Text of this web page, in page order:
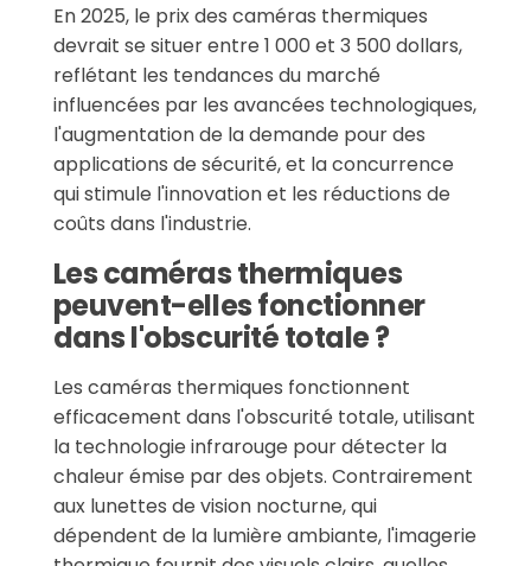
En 2025, le prix des caméras thermiques
devrait se situer entre 1 000 et 3 500 dollars,
reflétant les tendances du marché
influencées par les avancées technologiques,
l'augmentation de la demande pour des
applications de sécurité, et la concurrence
qui stimule l'innovation et les réductions de
coûts dans l'industrie.
Les caméras thermiques
peuvent-elles fonctionner
dans l'obscurité totale ?
Les caméras thermiques fonctionnent
efficacement dans l'obscurité totale, utilisant
la technologie infrarouge pour détecter la
chaleur émise par des objets. Contrairement
aux lunettes de vision nocturne, qui
dépendent de la lumière ambiante, l'imagerie